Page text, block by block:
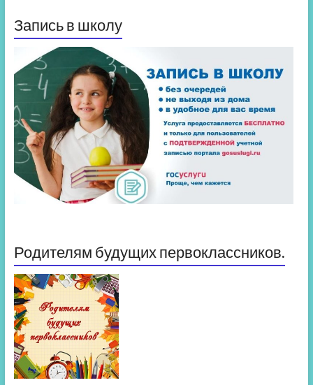
Запись в школу
Родителям будущих первоклассников.